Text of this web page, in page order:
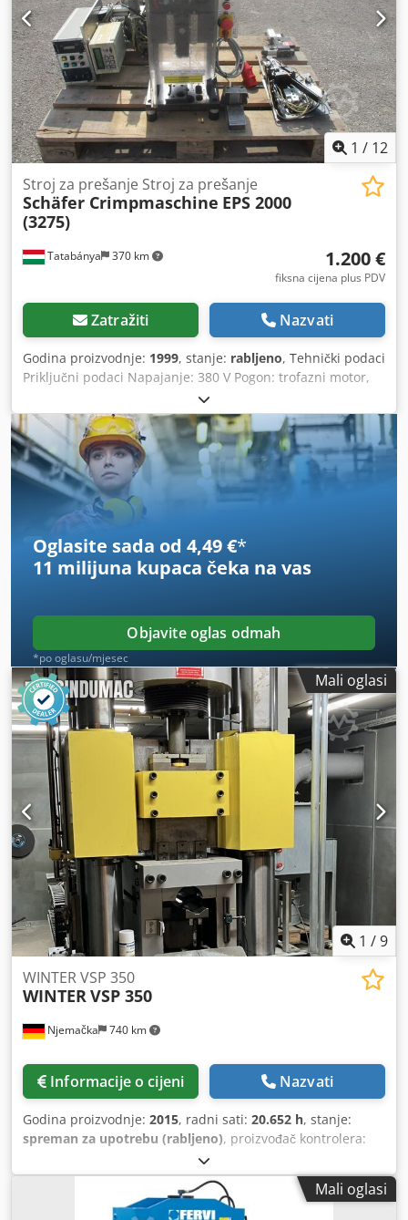
1 / 12
Tatabánya 370 km
Stroj za prešanje Stroj za prešanje
Schäfer Crimpmaschine EPS 2000
(3275)
1.200 €
fiksna cijena plus PDV
Zatražiti Nazvati
Godina proizvodnje: 1999, stanje: rabljeno, Tehnički podaci
Priključni podaci Napajanje: 380 V Pogon: trofazni motor,
0,75 kW, s elektronskom kočnicom Obrađivani kablovi
Presjek: do 6 mm Brzina motora: 1420 o/min, fiksna Tlačna
sila: 20 kN Duljina hoda: 40 mm Csdpjxcuqasfx Aptsrf
Vrijeme hoda: 0,3 s Gornja mrtva točka (GMT) beskonačno
podesiva Varijabilna donja mrtva točka
Oglasite sada od 4,49 €*
11 milijuna kupaca čeka na vas
Objavite oglas odmah
*po oglasu/mjesec
Mali oglasi
1 /9
Njemačka 740 km
WINTER VSP 350
WINTERVSP 350
Informacije o cijeni Nazvati
Godina proizvodnje: 2015, radni sati: 20.652 h, stanje:
spreman za upotrebu (rabljeno), proizvođač kontrolera:
S7-300 PLC
10.500 kg, ukupna širina:2.405 mm, ukupna visina:3.029
, pritiskna sila:357 t, duljina stola: 1.290 mm, širina
1.200 mm, Hidraulična preša proizvedena 2015.
Mali oglasi